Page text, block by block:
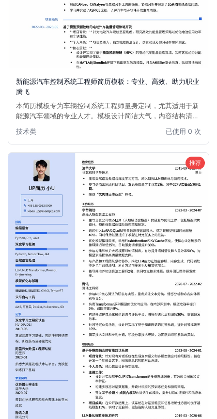
新能源汽车控制系统工程师简历模板：专业、高效、助力职业
腾飞
本简历模板专为车辆控制系统工程师量身定制，尤其适用于新
能源汽车领域的专业人才。模板设计简洁大气，内容结构清
程师寻求职业突破，还是有志于进入新能源汽车行业的求职
者，都能通过此模板高效展示核心竞争力，助力您在激烈的市
技术类 已使用 0 次
推荐